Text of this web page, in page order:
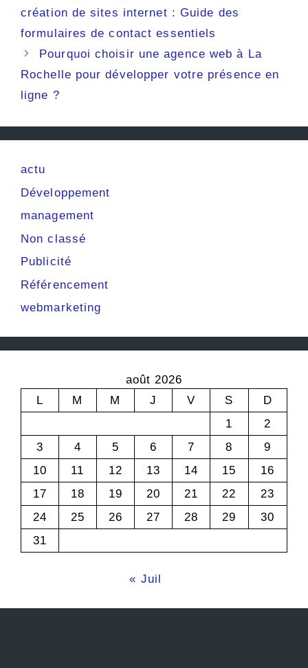
création de sites internet : Guide des
formulaires de contact essentiels
Pourquoi choisir une agence web à La
Rochelle pour développer votre présence en
ligne ?
actu
Développement
management
Non classé
Publicité
Référencement
webmarketing
août 2026
L
M M J V S
D
1
2
3
4 5 6 7 8
9
10
11 12 13 14 15
16
17
18 19 20 21 22
23
24
25 26 27 28 29
30
31
« Juil